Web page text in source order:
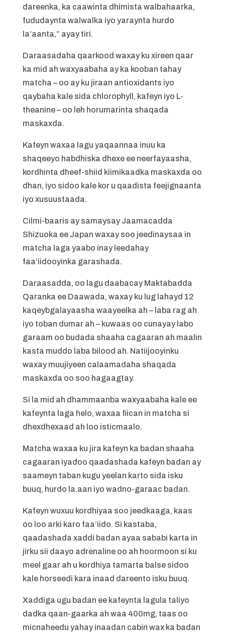
dareenka, ka caawinta dhimista walbahaarka,
fududaynta walwalka iyo yaraynta hurdo
la’aanta,” ayay tiri.
Daraasadaha qaarkood waxay ku xireen qaar
ka mid ah waxyaabaha ay ka kooban tahay
matcha – oo ay ku jiraan antioxidants iyo
qaybaha kale sida chlorophyll, kafeyn iyo L-
theanine – oo leh horumarinta shaqada
maskaxda.
Kafeyn waxaa lagu yaqaannaa inuu ka
shaqeeyo habdhiska dhexe ee neerfayaasha,
kordhinta dheef-shiid kiimikaadka maskaxda oo
dhan, iyo sidoo kale kor u qaadista feejignaanta
iyo xusuustaada.
Cilmi-baaris ay samaysay Jaamacadda
Shizuoka ee Japan waxay soo jeedinaysaa in
matcha laga yaabo inay leedahay
faa’iidooyinka garashada.
Daraasadda, oo lagu daabacay Maktabadda
Qaranka ee Daawada, waxay ku lug lahayd 12
kaqeybgalayaasha waayeelka ah – laba rag ah
iyo toban dumar ah – kuwaas oo cunayay labo
garaam oo budada shaaha cagaaran ah maalin
kasta muddo laba bilood ah. Natiijooyinku
waxay muujiyeen calaamadaha shaqada
maskaxda oo soo hagaagtay.
Si la mid ah dhammaanba waxyaabaha kale ee
kafeynta laga helo, waxaa fiican in matcha si
dhexdhexaad ah loo isticmaalo.
Matcha waxaa ku jira kafeyn ka badan shaaha
cagaaran iyadoo qaadashada kafeyn badan ay
saameyn taban kugu yeelan karto sida isku
buuq, hurdo la.aan iyo wadno-garaac badan.
Kafeyn wuxuu kordhiyaa soo jeedkaaga, kaas
oo loo arki karo faa’iido. Si kastaba,
qaadashada xaddi badan ayaa sababi karta in
jirku sii daayo adrenaline oo ah hoormoon si ku
meel gaar ah u kordhiya tamarta balse sidoo
kale horseedi kara inaad dareento isku buuq.
Xaddiga ugu badan ee kafeynta lagula taliyo
dadka qaan-gaarka ah waa 400mg, taas oo
micnaheedu yahay inaadan cabin wax ka badan